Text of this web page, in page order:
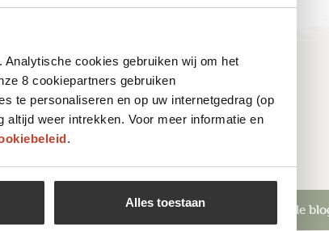
cookies gebruiken wij om het
8 cookiepartners gebruiken
te personaliseren en op uw internetgedrag (op
weer intrekken. Voor meer informatie en
.
Alles toestaan Alle